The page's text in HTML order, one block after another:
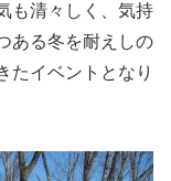
も清々しく、気持
ある冬を耐えしの
たイベントとなり